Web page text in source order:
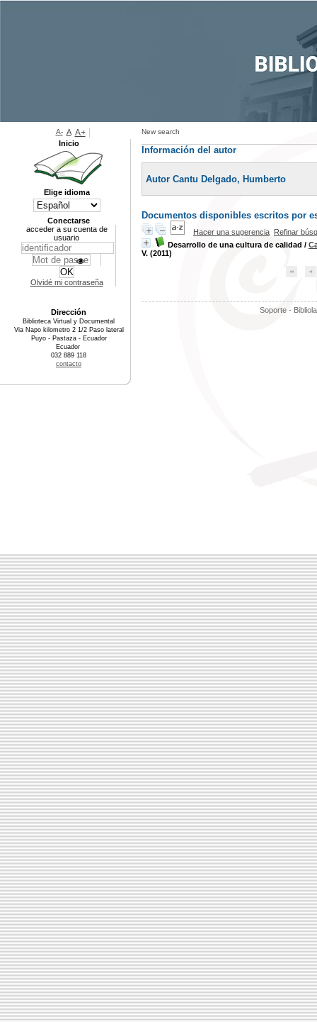
New search
Información del autor
Autor Cantu Delgado, Humberto
Documentos disponibles escritos por
Hacer una sugerencia Refinar
Desarrollo de una cultura de calidad /
V. (2011)
Soporte -
A- A A+
Inicio
Elige idioma
Conectarse
acceder a su cuenta de
usuario
Olvidé mi contraseña
Dirección
Biblioteca Virtual y Documental
Via Napo kilometro 2 1/2 Paso lateral
Puyo - Pastaza - Ecuador
Ecuador
032 889 118
contacto